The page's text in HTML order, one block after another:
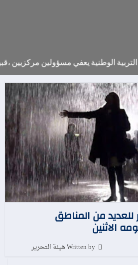
الوطنية يعفي مسؤولين مركزيين ،قبيل
من المناطق
الاثنين